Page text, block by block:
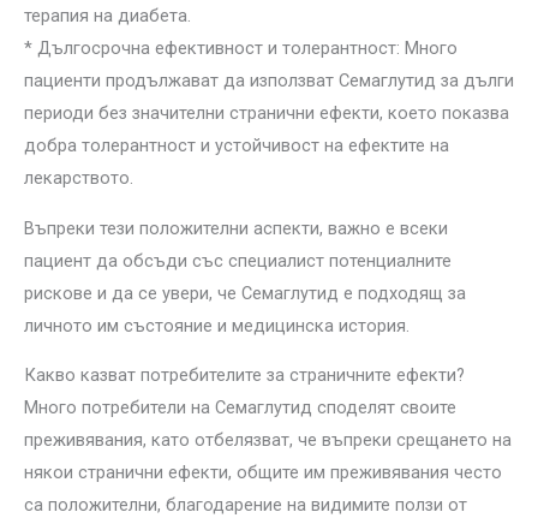
терапия на диабета.
* Дългосрочна ефективност и толерантност: Много
пациенти продължават да използват Семаглутид за дълги
периоди без значителни странични ефекти, което показва
добра толерантност и устойчивост на ефектите на
лекарството.
Въпреки тези положителни аспекти, важно е всеки
пациент да обсъди със специалист потенциалните
рискове и да се увери, че Семаглутид е подходящ за
личното им състояние и медицинска история.
Какво казват потребителите за страничните ефекти?
Много потребители на Семаглутид споделят своите
преживявания, като отбелязват, че въпреки срещането на
някои странични ефекти, общите им преживявания често
са положителни, благодарение на видимите ползи от